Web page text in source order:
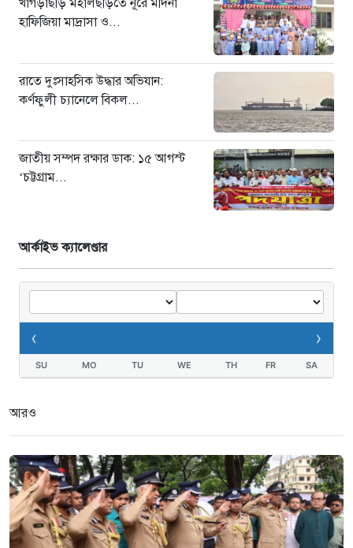
হাফিজিয়া মাদ্রাসা ও...
রাতে দুঃসাহসিক উদ্ধার অভিযান:
কর্ণফুলী চ্যানেলে বিকল...
জাতীয় সম্পদ রক্ষার ডাক: ১৫ আগস্ট
‘চট্টগ্রাম...
আর্কাইভ ক্যালেণ্ডার
‹ ›
SU MO TU WE TH FR SA
আরও